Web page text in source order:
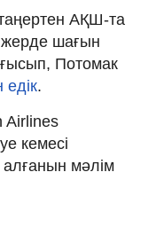
таңертен АҚШ-та
шағын
Потомак
едік.
Airlines
кемесі
алғанын мәлім